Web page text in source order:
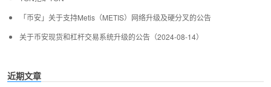
「币安」关于支持Metis（METIS）网络升级及硬分叉的公告
关于币安现货和杠杆交易系统升级的公告（2024-08-14）
近期文章